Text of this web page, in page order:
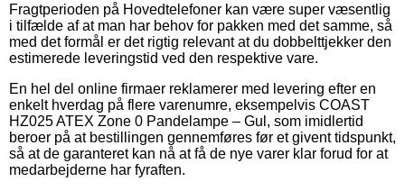
Fragtperioden på Hovedtelefoner kan være super væsentlig
i tilfælde af at man har behov for pakken med det samme, så
med det formål er det rigtig relevant at du dobbelttjekker den
estimerede leveringstid ved den respektive vare.
En hel del online firmaer reklamerer med levering efter en
enkelt hverdag på flere varenumre, eksempelvis COAST
HZ025 ATEX Zone 0 Pandelampe – Gul, som imidlertid
beroer på at bestillingen gennemføres før et givent tidspunkt,
så at de garanteret kan nå at få de nye varer klar forud for at
medarbejderne har fyraften.